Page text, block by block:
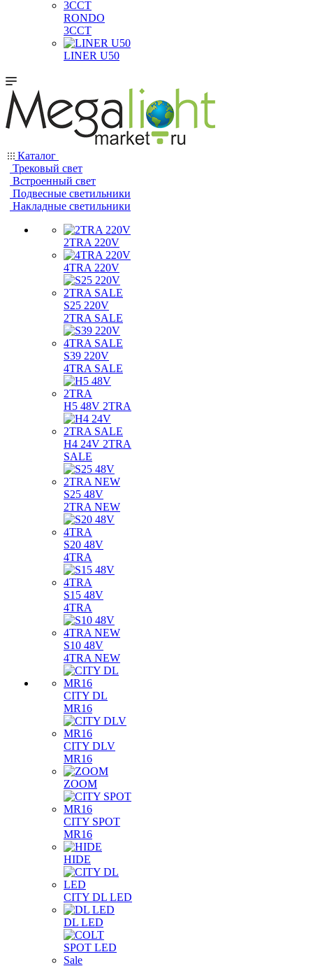
RONDO
3CCT
LINER U50
Каталог
Трековый свет
Встроенный свет
Подвесные светильники
Накладные светильники
2TRA 220V
4TRA 220V
S25 220V
2TRA SALE
S39 220V
4TRA SALE
H5 48V 2TRA
H4 24V 2TRA
SALE
S25 48V
2TRA NEW
S20 48V
4TRA
S15 48V
4TRA
S10 48V
4TRA NEW
CITY DL
MR16
CITY DLV
MR16
ZOOM
CITY SPOT
MR16
HIDE
CITY DL LED
DL LED